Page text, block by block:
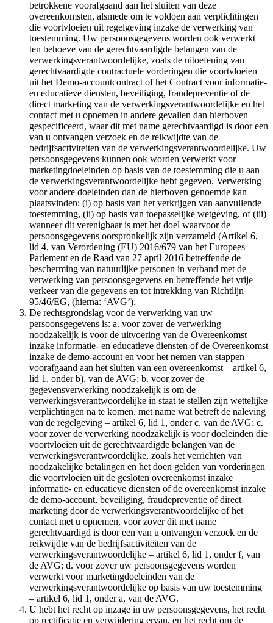
betrokkene voorafgaand aan het sluiten van deze
overeenkomsten, alsmede om te voldoen aan verplichtingen
die voortvloeien uit regelgeving inzake de verwerking van
toestemming. Uw persoonsgegevens worden ook verwerkt
ten behoeve van de gerechtvaardigde belangen van de
verwerkingsverantwoordelijke, zoals de uitoefening van
gerechtvaardigde contractuele vorderingen die voortvloeien
uit het Demo-accountcontract of het Contract voor informatie-
en educatieve diensten, beveiliging, fraudepreventie of de
direct marketing van de verwerkingsverantwoordelijke en het
contact met u opnemen in andere gevallen dan hierboven
gespecificeerd, waar dit met name gerechtvaardigd is door een
van u ontvangen verzoek en de reikwijdte van de
bedrijfsactiviteiten van de verwerkingsverantwoordelijke. Uw
persoonsgegevens kunnen ook worden verwerkt voor
marketingdoeleinden op basis van de toestemming die u aan
de verwerkingsverantwoordelijke hebt gegeven. Verwerking
voor andere doeleinden dan de hierboven genoemde kan
plaatsvinden: (i) op basis van het verkrijgen van aanvullende
toestemming, (ii) op basis van toepasselijke wetgeving, of (iii)
wanneer dit verenigbaar is met het doel waarvoor de
persoonsgegevens oorspronkelijk zijn verzameld (Artikel 6,
lid 4, van Verordening (EU) 2016/679 van het Europees
Parlement en de Raad van 27 april 2016 betreffende de
bescherming van natuurlijke personen in verband met de
verwerking van persoonsgegevens en betreffende het vrije
verkeer van die gegevens en tot intrekking van Richtlijn
95/46/EG, (hierna: ‘AVG’).
De rechtsgrondslag voor de verwerking van uw
persoonsgegevens is: a. voor zover de verwerking
noodzakelijk is voor de uitvoering van de Overeenkomst
inzake informatie- en educatieve diensten of de Overeenkomst
inzake de demo-account en voor het nemen van stappen
voorafgaand aan het sluiten van een overeenkomst – artikel 6,
lid 1, onder b), van de AVG; b. voor zover de
gegevensverwerking noodzakelijk is om de
verwerkingsverantwoordelijke in staat te stellen zijn wettelijke
verplichtingen na te komen, met name wat betreft de naleving
van de regelgeving – artikel 6, lid 1, onder c, van de AVG; c.
voor zover de verwerking noodzakelijk is voor doeleinden die
voortvloeien uit de gerechtvaardigde belangen van de
verwerkingsverantwoordelijke, zoals het verrichten van
noodzakelijke betalingen en het doen gelden van vorderingen
die voortvloeien uit de gesloten overeenkomst inzake
informatie- en educatieve diensten of de overeenkomst inzake
de demo-account, beveiliging, fraudepreventie of direct
marketing door de verwerkingsverantwoordelijke of het
contact met u opnemen, voor zover dit met name
gerechtvaardigd is door een van u ontvangen verzoek en de
reikwijdte van de bedrijfsactiviteiten van de
verwerkingsverantwoordelijke – artikel 6, lid 1, onder f, van
de AVG; d. voor zover uw persoonsgegevens worden
verwerkt voor marketingdoeleinden van de
verwerkingsverantwoordelijke op basis van uw toestemming
– artikel 6, lid 1, onder a, van de AVG.
U hebt het recht op inzage in uw persoonsgegevens, het recht
op rectificatie en verwijdering ervan, en het recht om de